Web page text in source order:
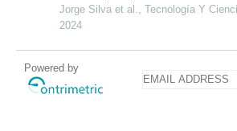
Jorge Silva et al., Tecnología Y
2024
Powered by